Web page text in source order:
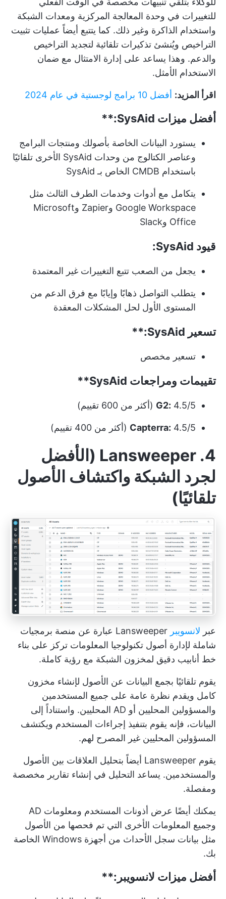
للتغييرات في وحدة المعالجة المركزية ومعدات الشبكة
واستخدام الذاكرة وغير ذلك. كما يتتبع أيضاً عمليات تثبيت
التراخيص ويُنشئ تذكيرات تلقائية لتجديد التراخيص
والدعم. وهذا يساعد على إدارة الامتثال مع ضمان
الاستخدام الأمثل.
اقرأ المزيد: أفضل 10 برامج لوجستية في عام 2024
أفضل ميزات SysAid:**
يستورد البيانات الخاصة بأصولك ومنتجات البرامج
وعناصر الكتالوج من وحدات SysAid الأخرى تلقائيًا
باستخدام CMDB الخاص بـ SysAid
يتكامل مع أدوات وخدمات الطرف الثالث مثل
Google Workspace وZapier وMicrosoft
Office وSlack
قيود SysAid:
يجعل من الصعب تتبع التغييرات غير المعتمدة
يتطلب التواصل ذهابًا وإيابًا مع فرق الدعم من
المستوى الأول لحل المشكلات المعقدة
تسعير SysAid:**
تسعير مخصص
تقييمات ومراجعات SysAid**
G2: 4.5/5 (أكثر من 600 تقييم)
Capterra: 4.5/5 (أكثر من 400 تقييم)
4. Lansweeper (الأفضل
لجرد الشبكة واكتشاف الأصول
تلقائيًا)
عبر لانسويبر
Lansweeper عبارة عن منصة برمجيات
شاملة لإدارة أصول تكنولوجيا المعلومات تركز على بناء
خط أنابيب دقيق لمخزون الشبكة مع رؤية كاملة.
يقوم تلقائيًا بجمع البيانات عن الأصول لإنشاء مخزون
كامل ويقدم نظرة عامة على جميع المستخدمين
والمسؤولين المحليين أو AD المحليين. واستناداً إلى
البيانات، فإنه يقوم بتنفيذ إجراءات المستخدم ويكتشف
المسؤولين المحليين غير المصرح لهم.
يقوم Lansweeper أيضاً بتحليل العلاقات بين الأصول
والمستخدمين. يساعد التحليل في إنشاء تقارير مخصصة
ومفصلة.
يمكنك أيضًا عرض أذونات المستخدم ومعلومات AD
وجميع المعلومات الأخرى التي تم فحصها من الأصول
مثل بيانات سجل الأحداث من أجهزة Windows الخاصة
بك.
أفضل ميزات لانسويبر:**